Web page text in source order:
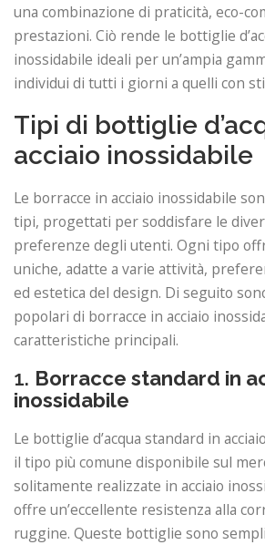
una combinazione di praticità, eco-
prestazioni. Ciò rende le bottiglie
inossidabile ideali per un’ampia
individui di tutti i giorni a quelli con
Tipi di bottiglie
acciaio inossidabile
Le borracce in acciaio inossidabile
tipi, progettati per soddisfare le
preferenze degli utenti. Ogni tipo
uniche, adatte a varie attività,
ed estetica del design. Di seguito
popolari di borracce in acciaio
caratteristiche principali.
1. Borracce standard in
inossidabile
Le bottiglie d’acqua standard in
il tipo più comune disponibile sul
solitamente realizzate in acciaio
offre un’eccellente resistenza alla
ruggine. Queste bottiglie sono